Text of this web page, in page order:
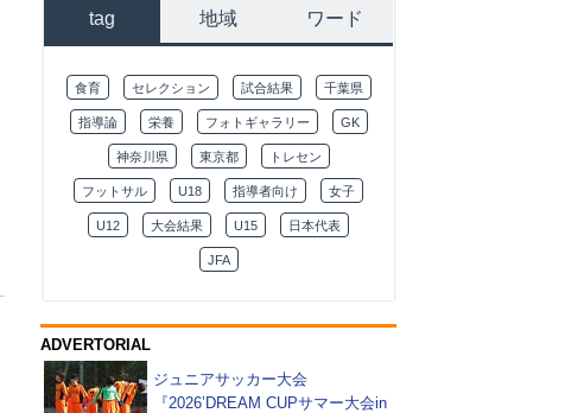
tag 地域 ワード
食育 セレクション 試合結果 千葉県
指導論 栄養 フォトギャラリー GK
神奈川県 東京都 トレセン
フットサル U18 指導者向け 女子
U12 大会結果 U15 日本代表
JFA
ADVERTORIAL
ジュニアサッカー大会
『2026’DREAM CUPサマー大会in